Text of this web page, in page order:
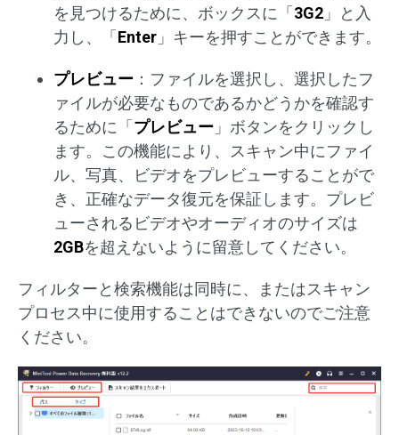
を見つけるために、ボックスに「 3G2 」と入
力し、「 Enter 」キーを押すことができます。
プレビュー ：ファイルを選択し、選択したフ
ァイルが必要なものであるかどうかを確認す
るために「 プレビュー 」ボタンをクリックし
ます。この機能により、スキャン中にファイ
ル、写真、ビデオをプレビューすることがで
き、正確なデータ復元を保証します。プレビ
ューされるビデオやオーディオのサイズは
2GBを超えないように留意してください。
フィルターと検索機能は同時に、またはスキャン
プロセス中に使用することはできないのでご注意
ください。